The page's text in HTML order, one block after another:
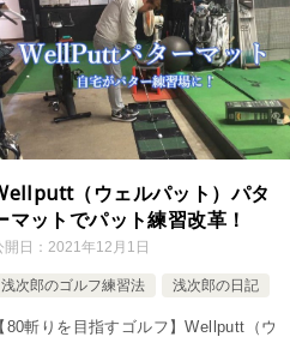
（ウェルパット）パタ
マットでパット練習改革！
開日： 2021年12月1日
浅次郎のゴルフ練習法 浅次郎の日記
【80斬りを目指すゴルフ】Wellputt（ウ